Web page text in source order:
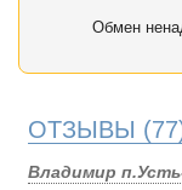
Обмен
ОТЗЫВЫ
Владимир